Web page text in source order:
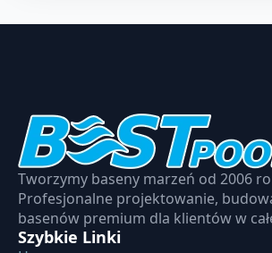
Tworzymy baseny marzeń od 2006
Profesjonalne projektowanie,
basenów premium dla klientów w
Szybkie Linki